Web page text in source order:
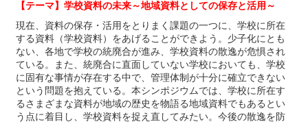
【テーマ】学校資料の未来～地域資料としての保存と活用～
現在、資料の保存・活用をとりまく課題の一つに、学校に所在
する資料（学校資料）をあげることができよう。少子化にとも
ない、各地で学校の統廃合が進み、学校資料の散逸が危惧され
ている。また、統廃合に直面していない学校においても、学校
に固有な事情が存在する中で、管理体制が十分に確立できない
という問題を抱えている。本シンポジウムでは、学校に所在す
るさまざまな資料が地域の歴史を物語る地域資料でもあるとい
う点に着目し、学校資料を捉え直してみたい。今後の散逸を防